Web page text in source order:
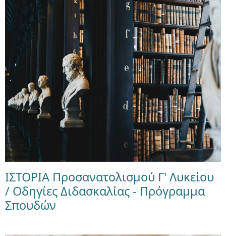
ΙΣΤΟΡΙΑ Προσανατολισμού Γ' Λυκείου
/ Οδηγίες Διδασκαλίας - Πρόγραμμα
Σπουδών